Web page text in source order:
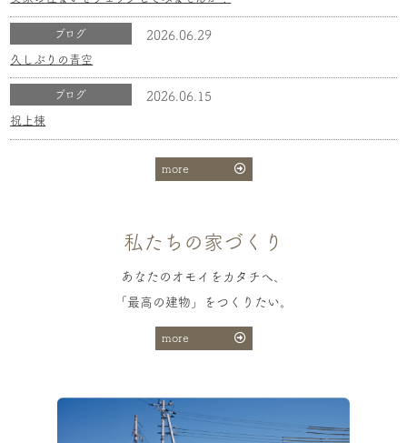
ブログ 2026.06.29
久しぶりの青空
ブログ 2026.06.15
祝上棟
more
私たちの家づくり
あなたのオモイをカタチへ、
「最高の建物」をつくりたい。
more